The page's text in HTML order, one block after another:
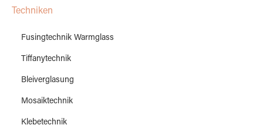
Techniken
Fusingtechnik Warmglass
Tiffanytechnik
Bleiverglasung
Mosaiktechnik
Klebetechnik